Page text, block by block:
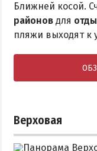
Ближней косой.
районов для
пляжи выходят к
Верховая